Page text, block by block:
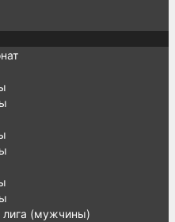
лига (мужчины)